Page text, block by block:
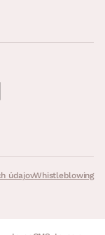
údajovWhistleblowing